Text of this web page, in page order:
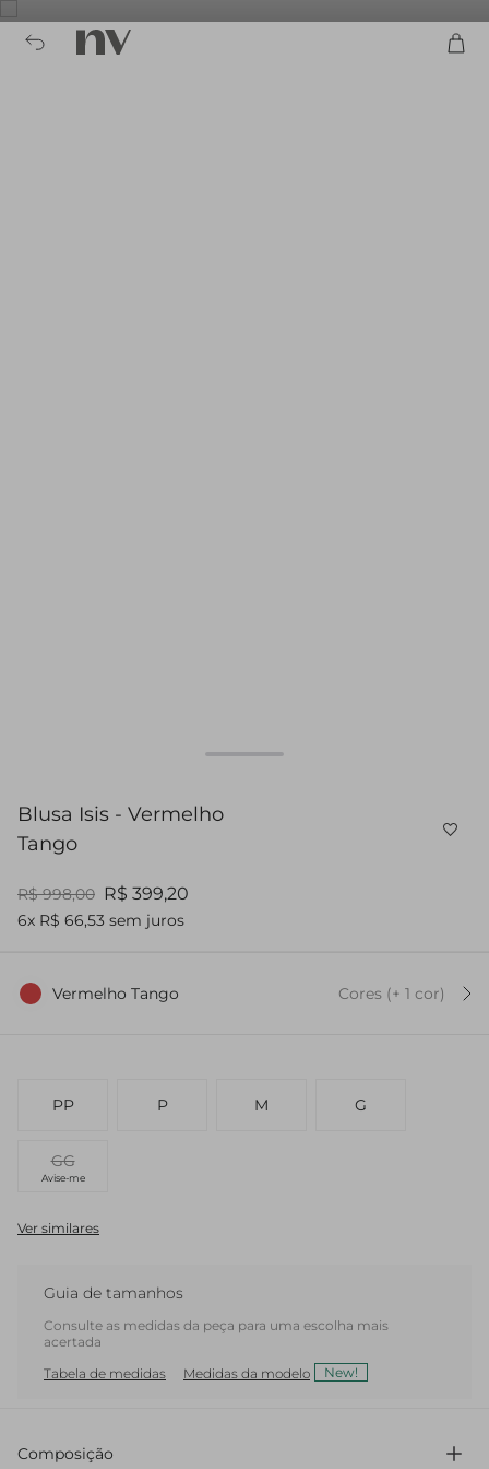
Blusa Isis - Vermelho
Tango
R$ 998,00 R$ 399,20
6x R$ 66,53 sem juros
Vermelho Tango Cores (+ 1 cor)
PP P M G
GG
Avise-me
Ver similares
Guia de tamanhos
Consulte as medidas da peça para uma escolha mais
acertada
Tabela de medidas
Medidas da modelo New!
Composição